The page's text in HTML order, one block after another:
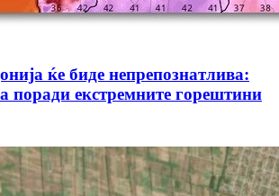
ќе биде непрепознатлива:
поради екстремните горештини